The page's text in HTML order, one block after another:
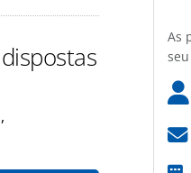
As